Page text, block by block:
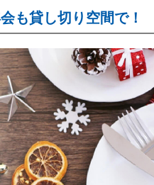
も貸し切り空間で！